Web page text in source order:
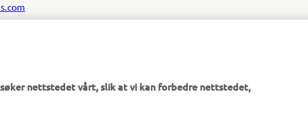
nettstedet vårt, slik at vi kan forbedre nettstedet,